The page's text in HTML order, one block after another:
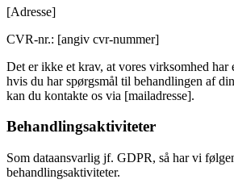
[Adresse]
CVR-nr.: [angiv cvr-nummer]
Det er ikke et krav, at vores virksomhed har
hvis du har spørgsmål til behandlingen af
kan du kontakte os via [mailadresse].
Behandlingsaktiviteter
Som dataansvarlig jf. GDPR, så har vi
behandlingsaktiviteter.